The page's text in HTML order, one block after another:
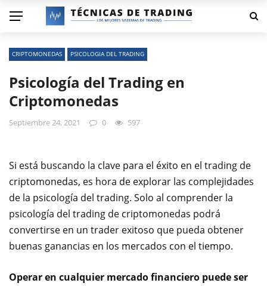
CRIPTOMONEDAS PSICOLOGIA DEL TRADING
Psicología del Trading en
Criptomonedas
Septiembre 24, 2021 0 597
Si está buscando la clave para el éxito en el trading de
criptomonedas, es hora de explorar las complejidades
de la psicología del trading. Solo al comprender la
psicología del trading de criptomonedas podrá
convertirse en un trader exitoso que pueda obtener
buenas ganancias en los mercados con el tiempo.
Operar en cualquier mercado financiero puede ser